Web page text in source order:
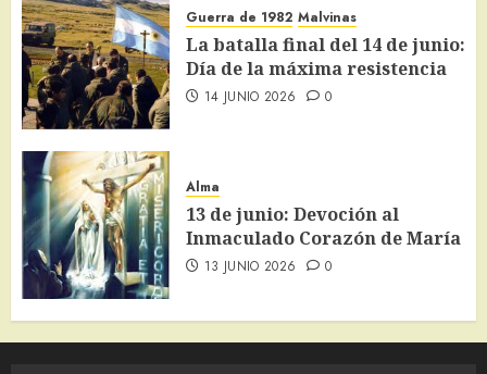
Guerra de 1982 Malvinas
La batalla final del 14 de junio:
Día de la máxima resistencia
14 JUNIO 2026 0
Alma
13 de junio: Devoción al
Inmaculado Corazón de María
13 JUNIO 2026 0